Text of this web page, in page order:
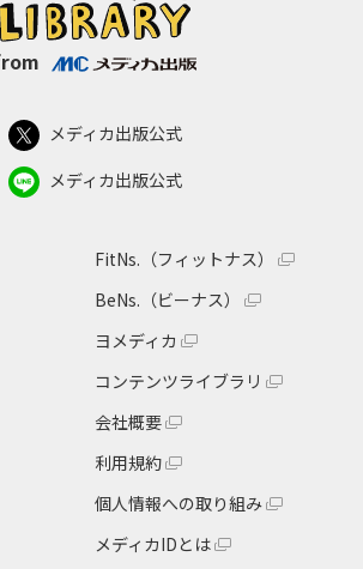
メディカ出版公式
メディカ出版公式
FitNs.（フィットナス）
BeNs.（ビーナス）
ヨメディカ
コンテンツライブラリ
会社概要
利用規約
個人情報への取り組み
メディカIDとは